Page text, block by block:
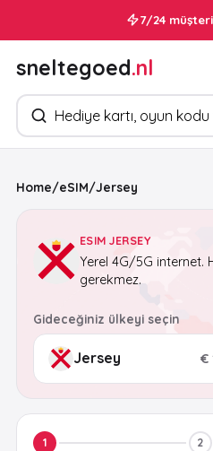
7/24
sneltegoed.nl
Ürün arayın
Home/eSIM/Jersey
ESIM JERSEY
Yerel 4G/5G internet.
gerekmez.
Gideceğiniz ülkeyi seçin
€
1 2